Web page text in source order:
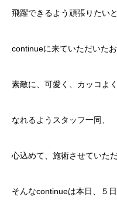
飛躍できるよう頑張りたい
continueに来ていただいた
素敵に、可愛く、カッコよ
なれるようスタッフ一同、
心込めて、施術させていた
そんなcontinueは本日、５